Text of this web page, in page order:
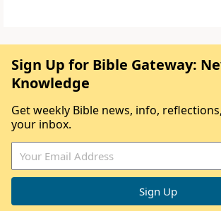
Sign Up for Bible Gateway:
Knowledge
Get weekly Bible news, info,
your inbox.